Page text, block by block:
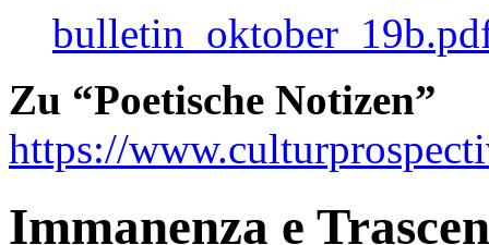
Zu “Poetische Notizen”
https://
Immanenza e